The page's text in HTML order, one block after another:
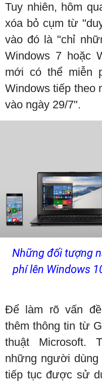
Tuy nhiên, hôm
xóa bỏ cụm từ
vào đó là "chỉ
Windows 7 hoặc
mới có thể miễn
Windows tiếp theo
vào ngày 29/7".
Những đối tượng
phí lên Windows
Để làm rõ vấn
thêm thông tin từ
thuật Microsoft.
những người
tiếp tục được sử